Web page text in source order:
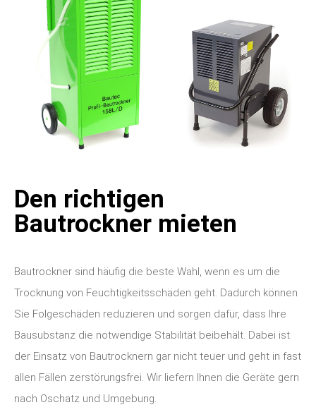
Den richtigen
Bautrockner mieten
Bautrockner sind häufig die beste Wahl, wenn es um die
Trocknung von Feuchtigkeitsschäden geht. Dadurch können
Sie Folgeschäden reduzieren und sorgen dafür, dass Ihre
Bausubstanz die notwendige Stabilität beibehält. Dabei ist
der Einsatz von Bautrocknern gar nicht teuer und geht in fast
allen Fällen zerstörungsfrei. Wir liefern Ihnen die Geräte gern
nach Oschatz und Umgebung.